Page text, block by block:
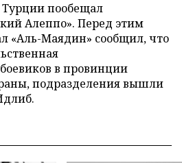
пообещал
Алеппо». Перед этим
«Аль-Маядин» сообщил, что
в провинции
подразделения вышли